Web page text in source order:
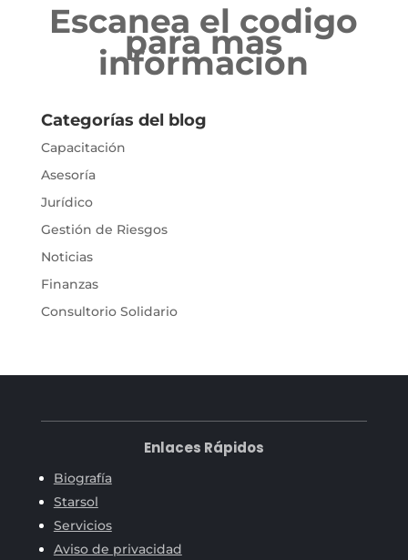
Escanea el codigo
para mas
información
Categorías del blog
Capacitación
Asesoría
Jurídico
Gestión de Riesgos
Noticias
Finanzas
Consultorio Solidario
Enlaces Rápidos
Biografía
Starsol
Servicios
Aviso de privacidad